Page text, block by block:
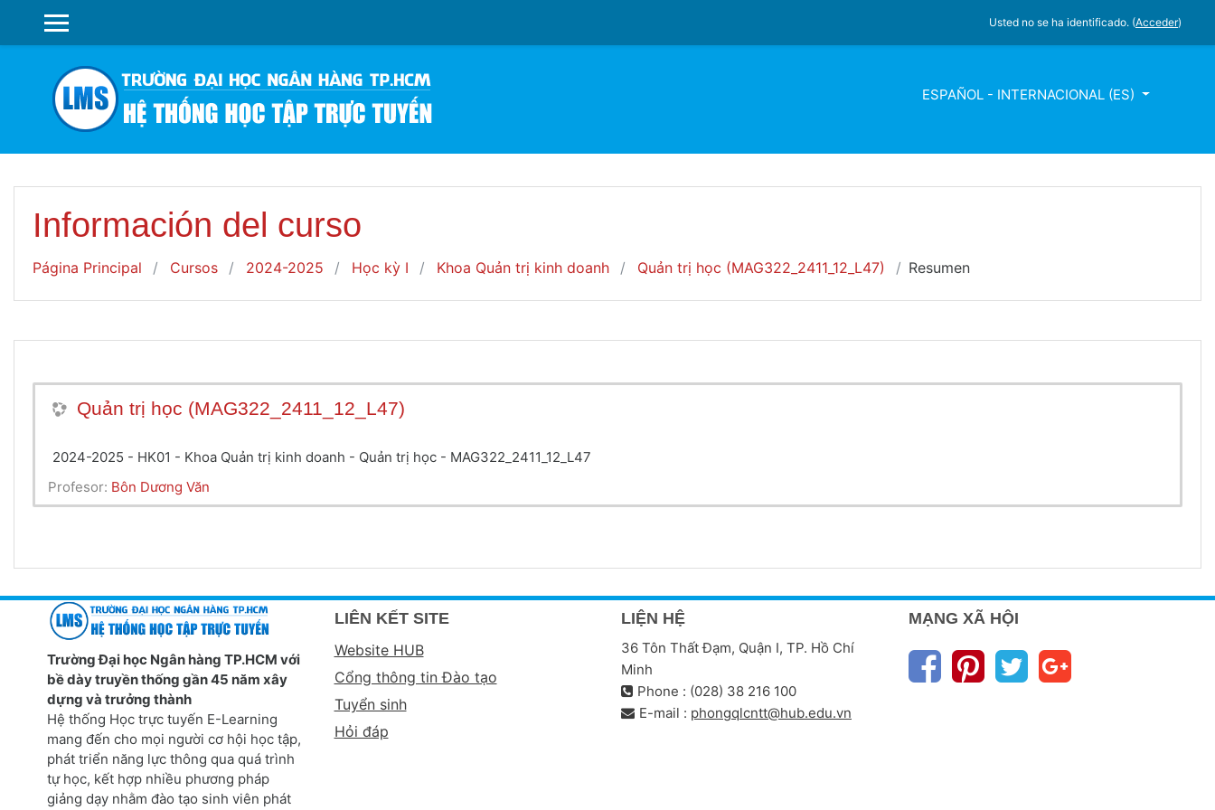
PANEL LATERAL
Usted no se ha identificado. (Acceder)
ESPAÑOL - INTERNACIONAL ‎(ES)‎
Información del curso
Página Principal Cursos 2024-2025 Học kỳ I Khoa Quản trị kinh doanh Quản trị học (MAG322_2411_12_L47) Resumen
Quản trị học (MAG322_2411_12_L47)
2024-2025 - HK01 - Khoa Quản trị kinh doanh - Quản trị học - MAG322_2411_12_L47
Profesor: Bôn Dương Văn
Trường Đại học Ngân hàng TP.HCM với
bề dày truyền thống gần 45 năm xây
dựng và trưởng thành
Hệ thống Học trực tuyến E-Learning
mang đến cho mọi người cơ hội học tập,
phát triển năng lực thông qua quá trình
tự học, kết hợp nhiều phương pháp
giảng dạy nhằm đào tạo sinh viên phát
LIÊN KẾT SITE
Website HUB
Cổng thông tin Đào tạo
Tuyển sinh
Hỏi đáp
LIỆN HỆ
36 Tôn Thất Đạm, Quận I, TP. Hồ Chí
Minh
Phone : (028) 38 216 100
E-mail : phongqlcntt@hub.edu.vn
MẠNG XÃ HỘI